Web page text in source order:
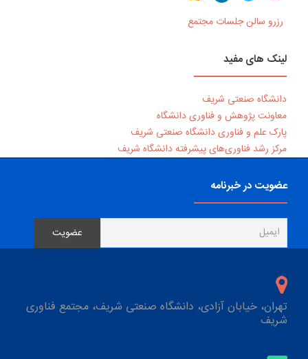
رزرو سالن جلسات مجتمع
لینک های مفید
دانشگاه صنعتی شریف
معاونت پژوهش و فناوری دانشگاه
پارک علم و فناوری دانشگاه صنعتی شریف
مرکز رشد فناوری‌های پیشرفته دانشگاه شریف
عضویت در خبرنامه
تهران، خیابان آزادی، دانشگاه صنعتی شریف، مجتمع فناوری
شریف